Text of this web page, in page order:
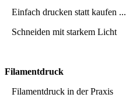
Einfach drucken statt kaufen ...
Schneiden mit starkem Licht
Filamentdruck
Filamentdruck in der Praxis